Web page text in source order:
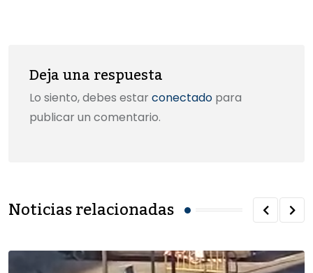
Deja una respuesta
Lo siento, debes estar conectado para
publicar un comentario.
Noticias relacionadas